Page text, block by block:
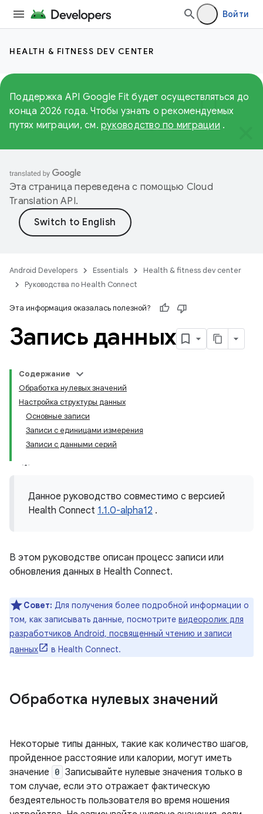
Войти
HEALTH & FITNESS DEV CENTER
Поддержка API Google Fit будет осуществляться до
конца 2026 года. Чтобы узнать о рекомендуемых
путях миграции, см. руководство по миграции .
Эта страница переведена с помощью Cloud
Translation API.
Android Developers Essentials
Health & fitness dev center
Руководства по Health Connect
Эта информация оказалась полезной?
Запись данных
Содержание
Обработка нулевых значений
Настройка структуры данных
Основные записи
Записи с единицами измерения
Записи с данными серий
Данное руководство совместимо с версией
Health Connect 1.1.0-alpha12 .
В этом руководстве описан процесс записи или
обновления данных в Health Connect.
Совет: Для получения более подробной информации о
том, как записывать данные, посмотрите видеоролик для
разработчиков Android, посвященный чтению и записи
данных
в Health Connect.
Обработка нулевых значений
Некоторые типы данных, такие как количество шагов,
пройденное расстояние или калории, могут иметь
значение 0 Записывайте нулевые значения только в
том случае, если это отражает фактическую
бездеятельность пользователя во время ношения